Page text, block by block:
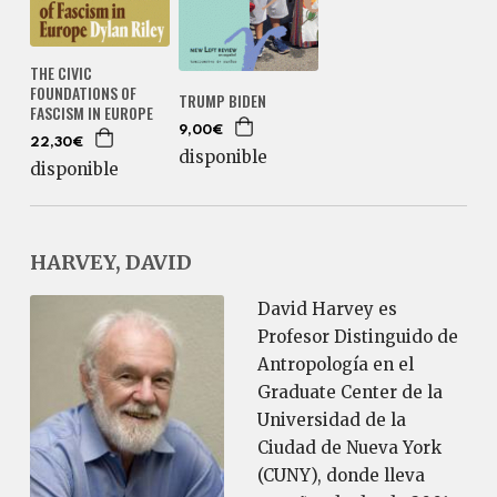
THE CIVIC
FOUNDATIONS OF
FASCISM IN EUROPE
22,30€
disponible
TRUMP BIDEN
9,00€
disponible
HARVEY, DAVID
David Harvey es
Profesor Distinguido de
Antropología en el
Graduate Center de la
Universidad de la
Ciudad de Nueva York
(CUNY), donde lleva